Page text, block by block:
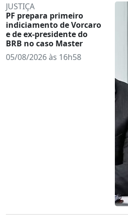
JUSTIÇA
PF prepara primeiro
indiciamento de Vorcaro
e de ex-presidente do
BRB no caso Master
05/08/2026 às 16h58